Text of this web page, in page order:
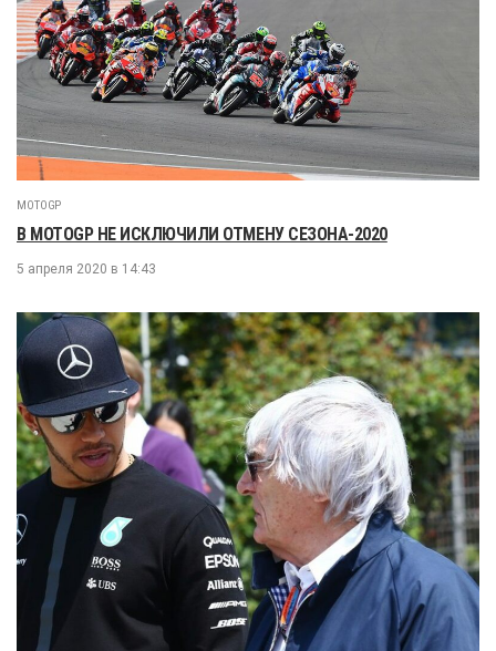
MOTOGP
В MOTOGP НЕ ИСКЛЮЧИЛИ ОТМЕНУ СЕЗОНА-2020
5 апреля 2020 в 14:43